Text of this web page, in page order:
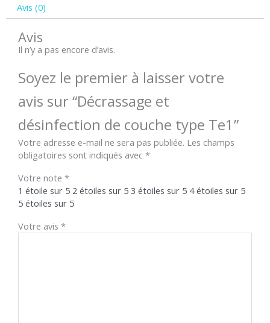
type
Te1
Avis (0)
Avis
Il n’y a pas encore d’avis.
Soyez le premier à laisser votre
avis sur “Décrassage et
désinfection de couche type Te1”
Votre adresse e-mail ne sera pas publiée. Les champs
obligatoires sont indiqués avec *
Votre note *
1 étoile sur 5 2 étoiles sur 5 3 étoiles sur 5 4 étoiles sur 5
5 étoiles sur 5
Votre avis *